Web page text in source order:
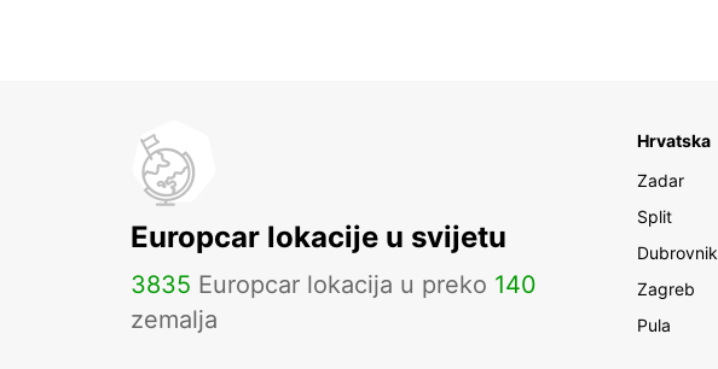
Europcar lokacije u svijetu
3835 Europcar lokacija u preko 140
zemalja
Hrvatska
Zadar
Split
Dubrovnik
Zagreb
Pula